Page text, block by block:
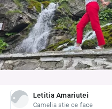
Letitia Amariutei
Camelia stie ce face